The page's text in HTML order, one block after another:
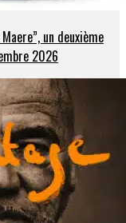
un deuxième
2026